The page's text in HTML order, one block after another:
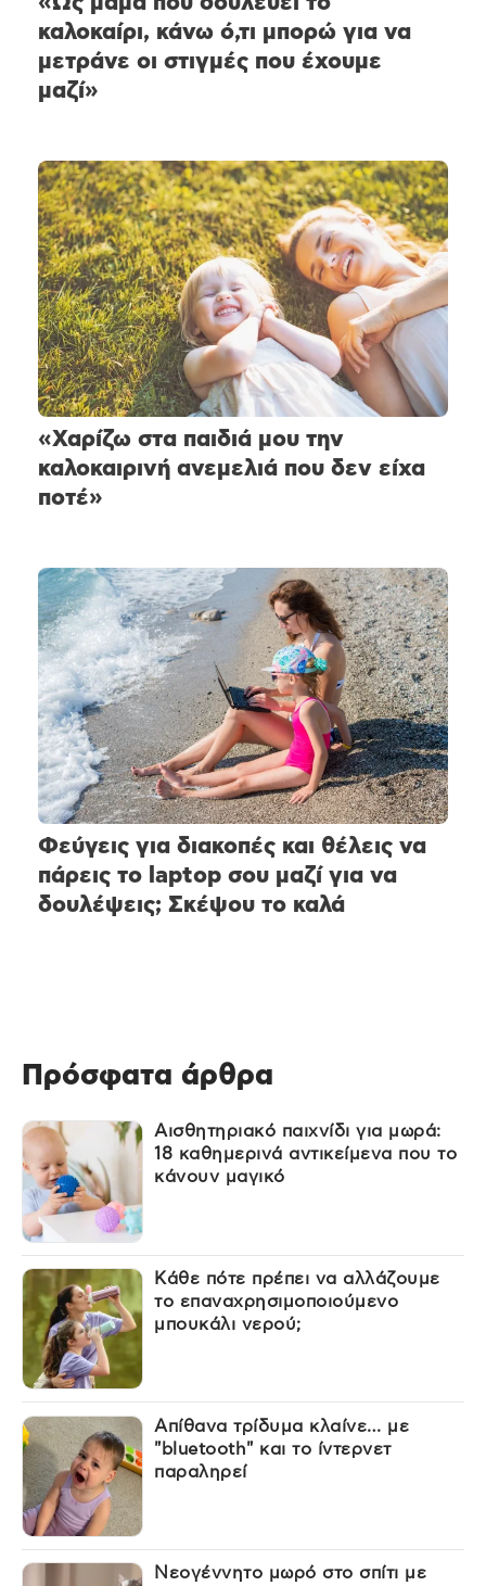
καλοκαίρι, κάνω ό,τι μπορώ για να
μετράνε οι στιγμές που έχουμε
μαζί»
«Χαρίζω στα παιδιά μου την
καλοκαιρινή ανεμελιά που δεν είχα
ποτέ»
Φεύγεις για διακοπές και θέλεις να
πάρεις το laptop σου μαζί για να
δουλέψεις; Σκέψου το καλά
Πρόσφατα άρθρα
Αισθητηριακό παιχνίδι για μωρά:
18 καθημερινά αντικείμενα που το
κάνουν μαγικό
Κάθε πότε πρέπει να αλλάζουμε
το επαναχρησιμοποιούμενο
μπουκάλι νερού;
Απίθανα τρίδυμα κλαίνε… με
"bluetooth" και το ίντερνετ
παραληρεί
Νεογέννητο μωρό στο σπίτι με